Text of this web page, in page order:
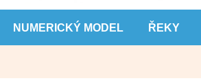
NUMERICKÝ MODEL ŘEKY